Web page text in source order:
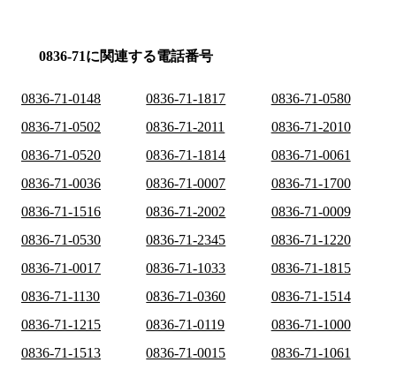
0836-71に関連する電話番号
0836-71-0148 0836-71-1817
0836-71-0580
0836-71-0502
0836-71-2011
0836-71-2010
0836-71-0520
0836-71-1814
0836-71-0061
0836-71-0036
0836-71-0007
0836-71-1700
0836-71-1516
0836-71-2002
0836-71-0009
0836-71-0530
0836-71-2345
0836-71-1220
0836-71-0017
0836-71-1033
0836-71-1815
0836-71-1130
0836-71-0360
0836-71-1514
0836-71-1215
0836-71-0119
0836-71-1000
0836-71-1513
0836-71-0015
0836-71-1061